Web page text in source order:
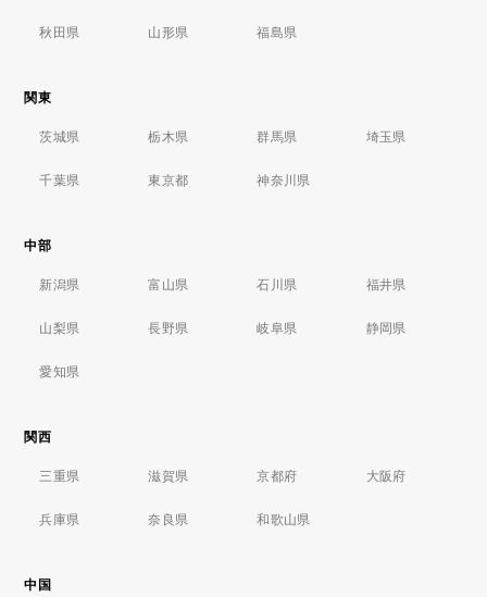
秋田県 山形県 福島県
関東
茨城県 栃木県 群馬県 埼玉県
千葉県 東京都 神奈川県
中部
新潟県 富山県 石川県 福井県
山梨県 長野県 岐阜県 静岡県
愛知県
関西
三重県 滋賀県 京都府 大阪府
兵庫県 奈良県 和歌山県
中国